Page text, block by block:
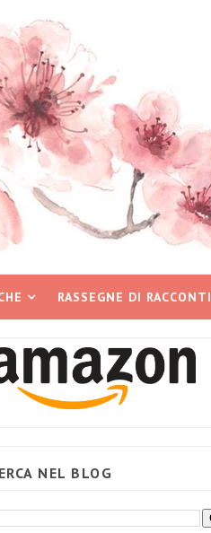
RASSEGNE DI RACCONTI
NEL BLOG